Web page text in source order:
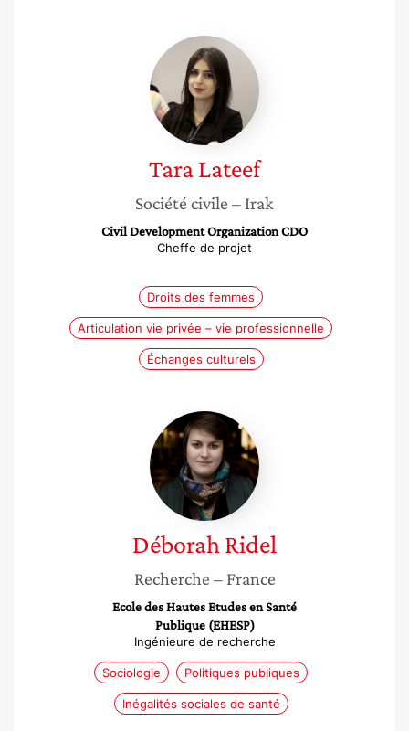
Tara
Lateef
TaraLateef
Société civile – Irak
Civil Development Organization CDO
Cheffe de projet
Droits des femmes
Articulation vie privée – vie professionnelle
Échanges culturels
Déborah
Ridel
Déborah Ridel
Recherche – France
Ecole des Hautes Etudes en Santé
Publique (EHESP)
Ingénieure de recherche
Sociologie Politiques publiques
Inégalités sociales de santé